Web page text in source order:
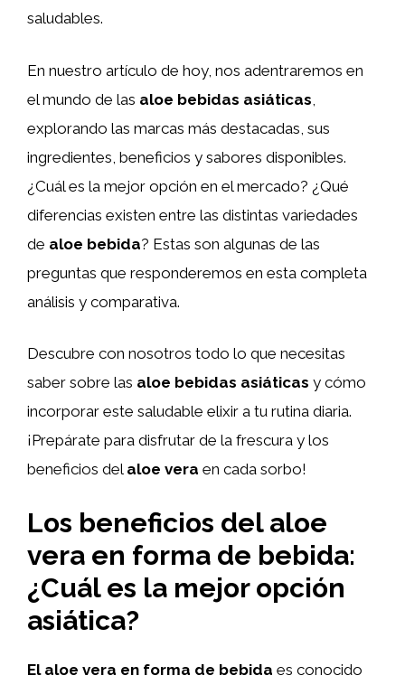
saludables.
En nuestro artículo de hoy, nos adentraremos en
el mundo de las aloe bebidas asiáticas
explorando las marcas más destacadas, sus
ingredientes, beneficios y sabores disponibles.
¿Cuál es la mejor opción en el mercado? ¿Qué
diferencias existen entre las distintas variedades
de aloe bebida? Estas son algunas de las
preguntas que responderemos en esta completa
análisis y comparativa.
Descubre con nosotros todo lo que necesitas
saber sobre las aloe bebidas asiáticas y cómo
incorporar este saludable elixir a tu rutina diaria.
¡Prepárate para disfrutar de la frescura y los
beneficios del aloe vera en cada sorbo!
Los beneficios del aloe
vera en forma de bebida:
¿Cuál es la mejor opción
asiática?
El aloe vera en forma de bebida es conocido